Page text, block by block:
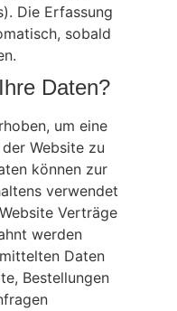
Die Erfassung
sobald
Daten?
um eine
Website zu
können zur
verwendet
Verträge
werden
Daten
Bestellungen